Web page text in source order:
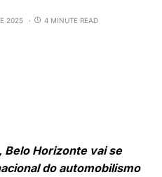
2025 4 MINUTE READ
Belo Horizonte vai se
do automobilismo